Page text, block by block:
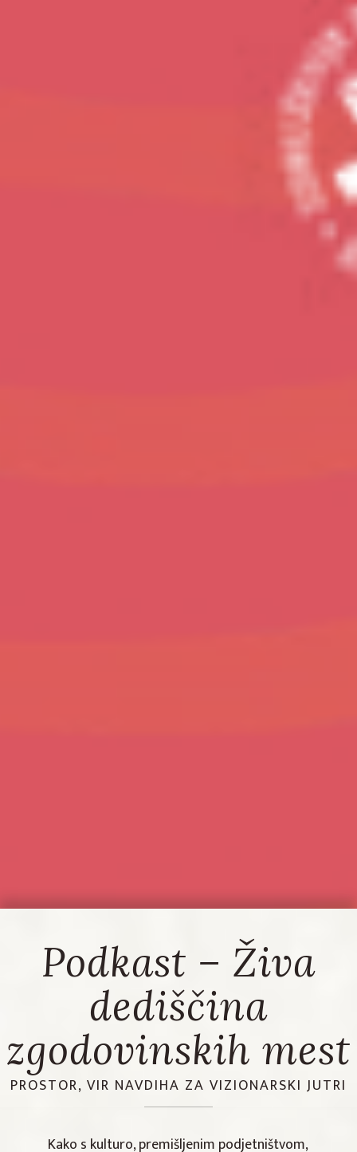
Podkast – Živa
dediščina
zgodovinskih mest
PROSTOR, VIR NAVDIHA ZA VIZIONARSKI JUTRI
Kako s kulturo, premišljenim podjetništvom,